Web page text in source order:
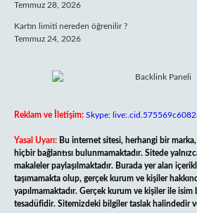
Temmuz 28, 2026
Kartın limiti nereden öğrenilir ?
Temmuz 24, 2026
Reklam ve İletişim: Skype:
Yasal Uyarı: Bu internet sitesi, herhangi bir
hiçbir bağlantısı bulunmamaktadır. Sitede
makaleler paylaşılmaktadır. Burada yer alan
taşımamakta olup, gerçek kurum ve kişiler
yapılmamaktadır. Gerçek kurum ve kişiler ile
tesadüfidir. Sitemizdeki bilgiler taslak halindedir